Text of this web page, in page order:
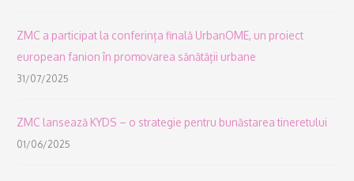
ZMC a participat la conferința finală UrbanOME, un proiect
european fanion în promovarea sănătății urbane
31/07/2025
ZMC lansează KYDS – o strategie pentru bunăstarea tineretului
01/06/2025